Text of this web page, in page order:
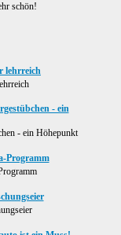
schön!
- ein Höhepunkt